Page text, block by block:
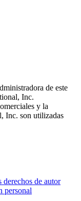
de este
Inc.
y la
Inc. son utilizadas
de autor
personal